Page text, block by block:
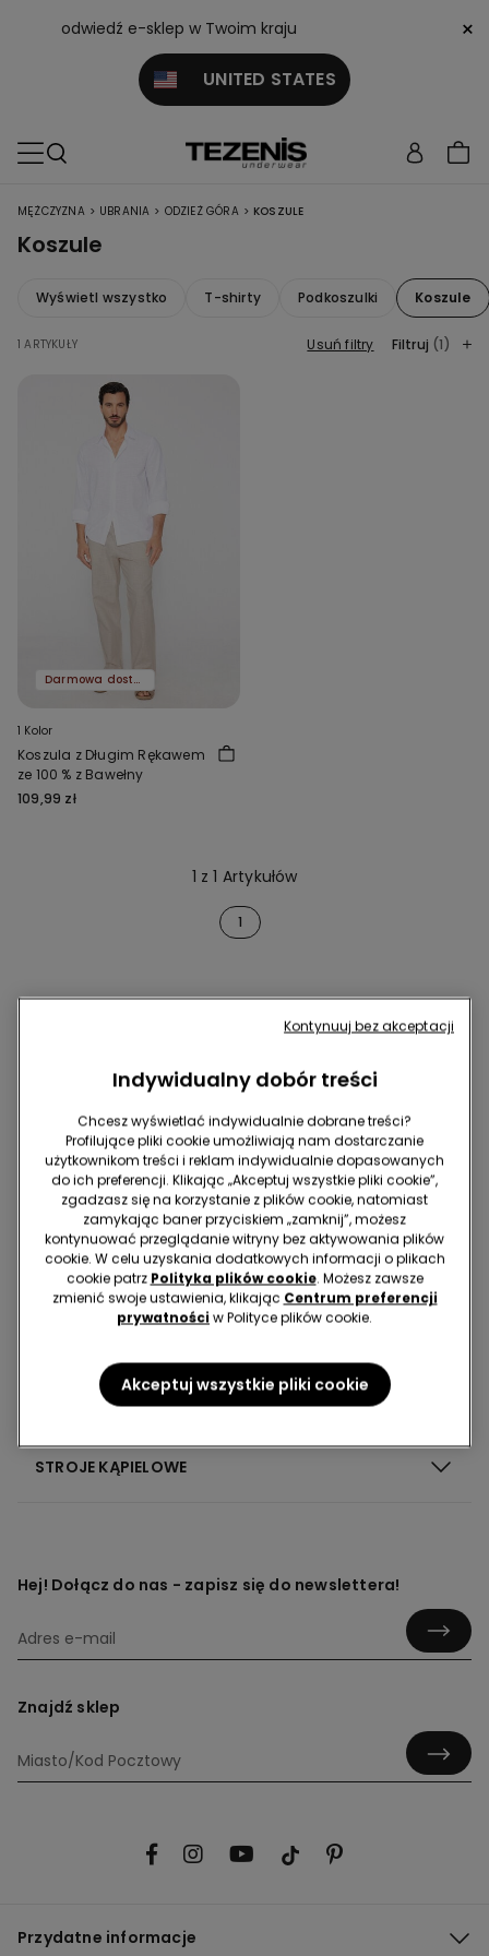
odwiedź e-sklep w Twoim kraju
UNITED STATES
×
MĘŻCZYZNA > UBRANIA > ODZIEŻ GÓRA > KOSZULE
Koszule
Wyświetl wszystko T-shirty Podkoszulki Koszule
1 ARTYKUŁY Usuń filtry Filtruj (1)
Darmowa dostawa
1 Kolor
Koszula z Długim Rękawem
ze 100 % z Bawełny
109,99 zł
1 z 1 Artykułów
1
BIELIZNA
PIŻAMY I ODZIEŻ NOCNA
STROJE KĄPIELOWE
Hej! Dołącz do nas - zapisz się do newslettera!
Znajdź sklep
Przydatne informacje
Indywidualny dobór treści
Chcesz wyświetlać indywidualnie dobrane treści?
Profilujące pliki cookie umożliwiają nam dostarczanie
użytkownikom treści i reklam indywidualnie dopasowanych
do ich preferencji. Klikając „Akceptuj wszystkie pliki cookie”,
zgadzasz się na korzystanie z plików cookie, natomiast
zamykając baner przyciskiem „zamknij”, możesz
kontynuować przeglądanie witryny bez aktywowania plików
cookie. W celu uzyskania dodatkowych informacji o plikach
cookie patrz Polityka plików cookie. Możesz zawsze
zmienić swoje ustawienia, klikając Centrum preferencji
prywatnościw Polityce plików cookie.
Akceptuj wszystkie pliki cookie
Kontynuuj bez akceptacji